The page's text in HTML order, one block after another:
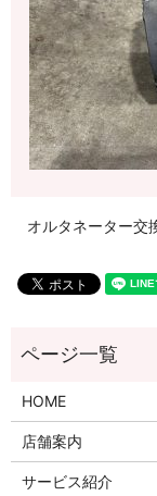
オルタネーター交
HOME
店舗案内
サービス紹介